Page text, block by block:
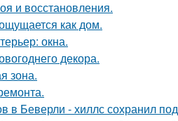
и восстановления.
как дом.
окна.
декора.
зона.
в Беверли - хиллс сохранил